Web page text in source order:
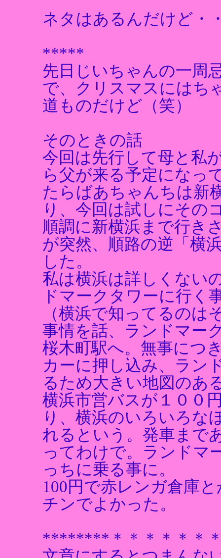
ネタはあるんだけど・
*****
先日じいちゃんの一周
で、クリスマスにはち
道ものだけど（笑）
そのときの話
今回は先行して母と私
ら父が来る予定になっ
たらばあちゃんちは新
り、今回は試しにその
順調に新横浜まで行き
が突然、順路の逆「横
した。
私は横浜は詳しくない
ドマークタワーに行く
（横浜で知ってるのは
事情を話、ランドマー
桜木町駅へ。無事につ
カーに押し込み、ラン
るため大きい地図のあ
横浜市営バスが１００
り、横浜のいろいろな
れるという。発車まで
ってわけで。ランドマ
っちに乗る事に。
100円で赤レンガ倉庫
チンでよかった。
********＊＊＊＊＊＊